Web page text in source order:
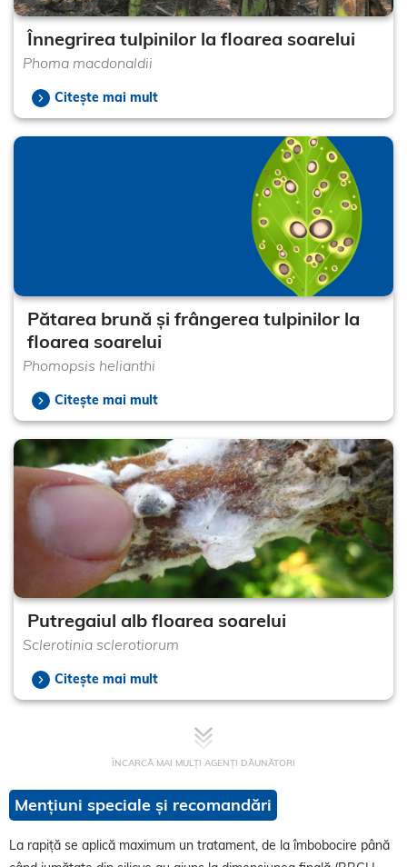
Înnegrirea tulpinilor la floarea soarelui
Phoma macdonaldii
Citește mai mult
Pătarea brună și frângerea tulpinilor la
floarea soarelui
Phomopsis helianthi
Citește mai mult
Putregaiul alb floarea soarelui
Sclerotinia sclerotiorum
Citește mai mult
ÎNCARCĂ MAI MULȚI AGENȚI DĂUNĂTORI
Mențiuni speciale și recomandări
La rapiță se aplică maximum un tratament, de la îmbobocire până